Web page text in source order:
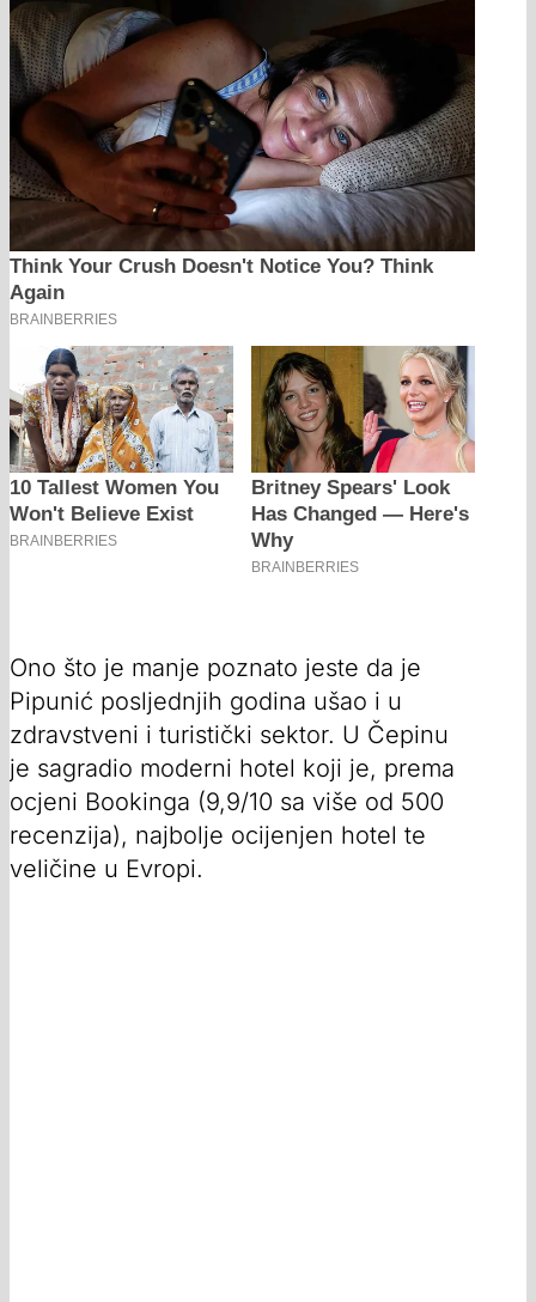
Ono što je manje poznato jeste da je
Pipunić posljednjih godina ušao i u
zdravstveni i turistički sektor. U Čepinu
je sagradio moderni hotel koji je, prema
ocjeni Bookinga (9,9/10 sa više od 500
recenzija), najbolje ocijenjen hotel te
veličine u Evropi.